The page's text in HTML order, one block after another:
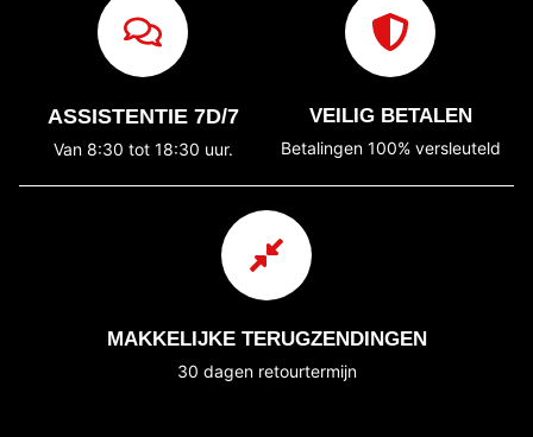
ASSISTENTIE 7D/7
Van 8:30 tot 18:30 uur.
VEILIG BETALEN
Betalingen 100% versleuteld
MAKKELIJKE TERUGZENDINGEN
30 dagen retourtermijn